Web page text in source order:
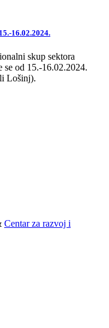
16.02.2024.
skup sektora
od 15.-16.02.2024.
Lošinj).
Centar za razvoj i